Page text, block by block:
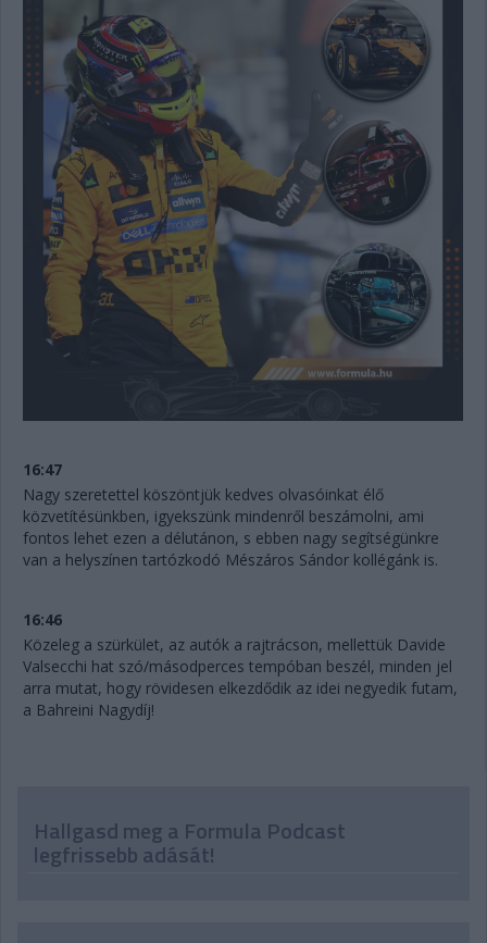
16:47
Nagy szeretettel köszöntjük kedves olvasóinkat élő
közvetítésünkben, igyekszünk mindenről beszámolni, ami
fontos lehet ezen a délutánon, s ebben nagy segítségünkre
van a helyszínen tartózkodó Mészáros Sándor kollégánk is.
16:46
Közeleg a szürkület, az autók a rajtrácson, mellettük Davide
Valsecchi hat szó/másodperces tempóban beszél, minden jel
arra mutat, hogy rövidesen elkezdődik az idei negyedik futam,
a Bahreini Nagydíj!
Hallgasd meg a Formula Podcast
legfrissebb adását!